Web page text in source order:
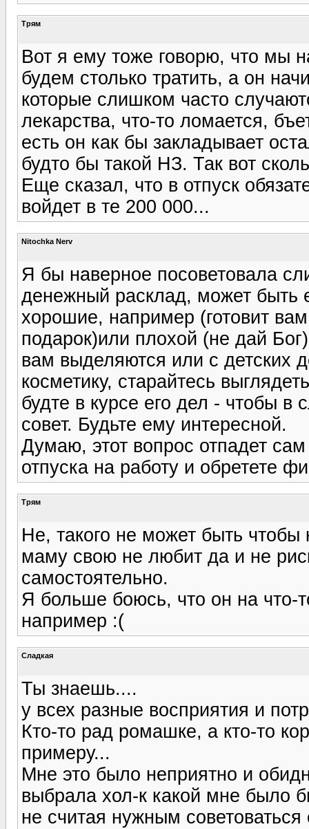
Трям
Вот я ему тоже говорю, что мы
будем столько тратить, а он
которые слишком часто
лекарства, что-то ломается,
есть он как бы закладывает
будто бы такой НЗ. Так вот
Еще сказал, что в отпуск
войдет в те 200 000...
Nitochka Nerv
Я бы наверное посоветовала
денежный расклад, может быть
хорошие, например (готовит
подарок)или плохой (не дай
вам выделяются или с детских
косметику, старайтесь
будте в курсе его дел - чтобы в
совет. Будьте ему интересной.
Думаю, этот вопрос отпадет
отпуска на работу и обретете
Трям
Не, такого не может быть
маму свою не любит да и не
самостоятельно.
Я больше боюсь, что он на что-
например :(
Сладкая
Ты знаешь....
у всех разные восприятия и
Кто-то рад ромашке, а кто-то
примеру...
Мне это было неприятно и
выбрала хол-к какой мне было
не считая нужным